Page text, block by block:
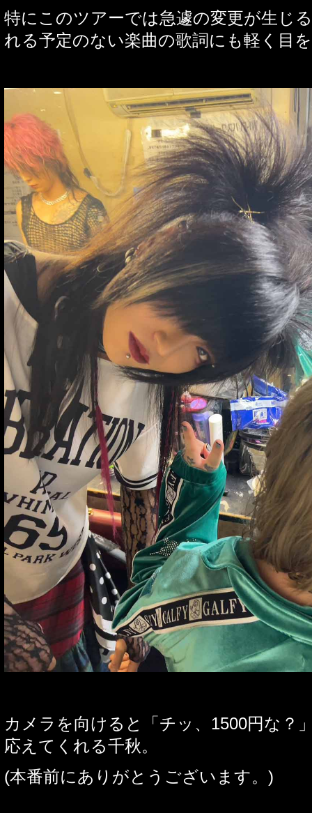
特にこのツアーでは急遽の変更が生じ
れる予定のない楽曲の歌詞にも軽く目
カメラを向けると「チッ、 1500円な？
応えてくれる千秋。
(本番前にありがとうございます。 )